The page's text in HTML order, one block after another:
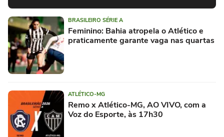
BRASILEIRO SÉRIE A
Feminino: Bahia atropela o Atlético e
praticamente garante vaga nas quartas
ATLÉTICO-MG
Remo x Atlético-MG, AO VIVO, com a
Voz do Esporte, às 17h30